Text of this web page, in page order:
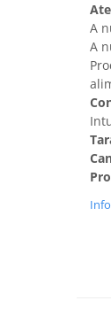
A
A